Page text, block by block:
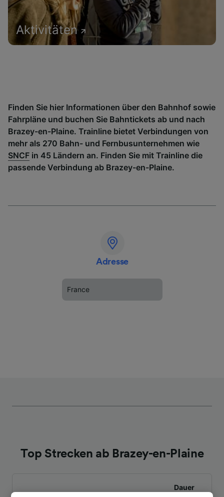
Aktivitäten
Finden Sie hier Informationen über den Bahnhof sowie
Fahrpläne und buchen Sie Bahntickets ab und nach
Brazey-en-Plaine. Trainline bietet Verbindungen von
mehr als 270 Bahn- und Fernbusunternehmen wie
SNCF in 45 Ländern an. Finden Sie mit Trainline die
passende Verbindung ab Brazey-en-Plaine.
Adresse
France
Top Strecken ab Brazey-en-Plaine
Dauer